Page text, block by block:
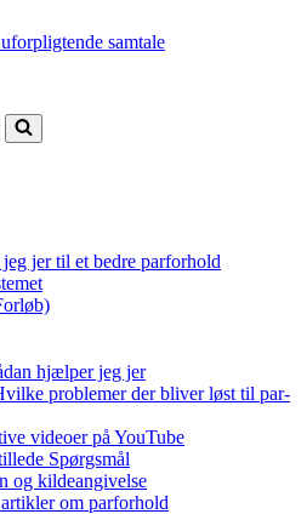
samtale
jer til et bedre parforhold
hjælper jeg jer
problemer der bliver løst til par-
videoer på YouTube
Spørgsmål
og kildeangivelse
om parforhold